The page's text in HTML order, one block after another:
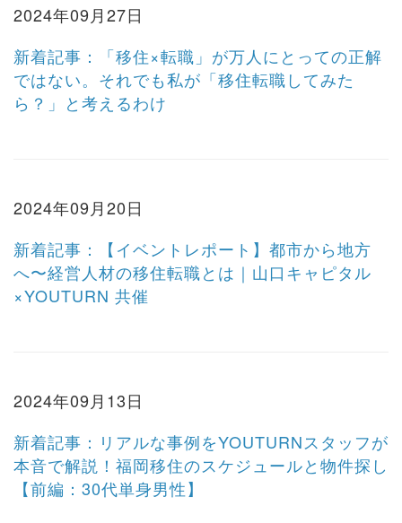
2024年09月27日
新着記事：「移住×転職」が万人にとっての正解
ではない。それでも私が「移住転職してみた
ら？」と考えるわけ
2024年09月20日
新着記事：【イベントレポート】都市から地方
へ〜経営人材の移住転職とは｜山口キャピタル
×YOUTURN 共催
2024年09月13日
新着記事：リアルな事例をYOUTURNスタッフが
本音で解説！福岡移住のスケジュールと物件探し
【前編：30代単身男性】